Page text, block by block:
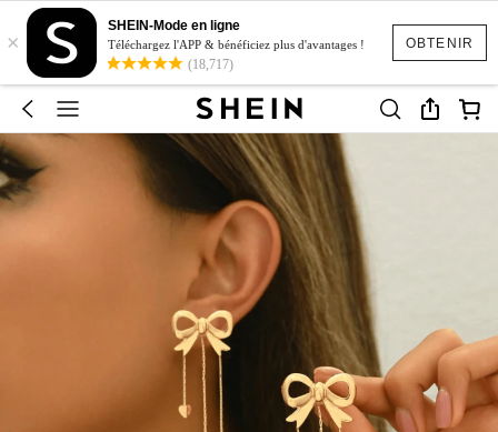
OBTENIR
×
SHEIN-Mode en ligne
Téléchargez l'APP & bénéficiez plus d'avantages !
(18,717)